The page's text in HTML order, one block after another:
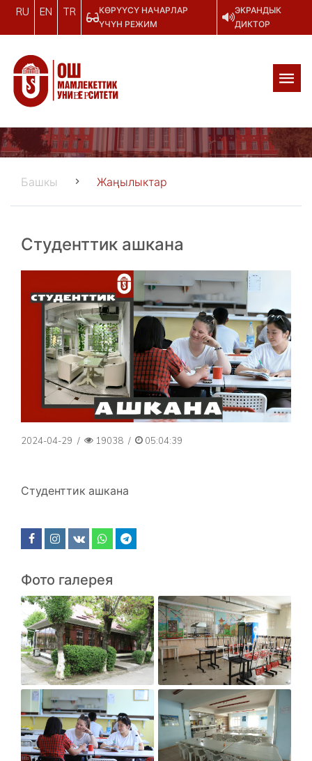
RU EN TR
КӨРҮҮСҮ НАЧАРЛАР
ҮЧҮН РЕЖИМ
ЭКРАНДЫК
ДИКТОР
Башкы Жаңылыктар
Студенттик ашкана
2024-04-29 / 19038 / 05:04:39
Студенттик ашкана
Фото галерея